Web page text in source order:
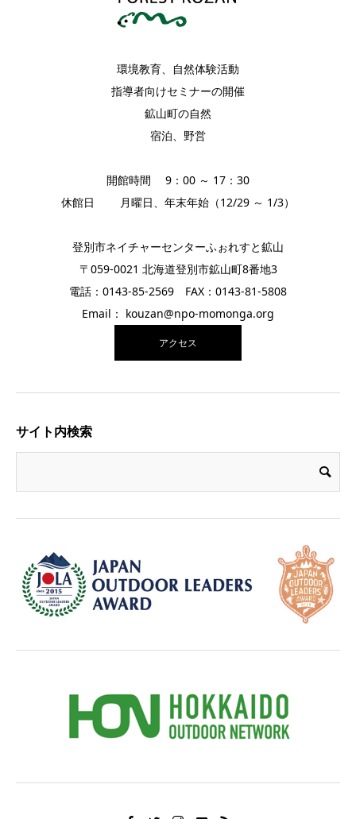
環境教育、自然体験活動
指導者向けセミナーの開催
鉱山町の自然
宿泊、野営
開館時間 9：00 ～ 17：30
休館日 月曜日、年末年始（12/29 ～ 1/3）
登別市ネイチャーセンターふぉれすと鉱山
〒059-0021 北海道登別市鉱山町8番地3
電話：0143-85-2569 FAX：0143-81-5808
Email： kouzan@npo-momonga.org
アクセス
サイト内検索